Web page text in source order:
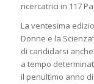
ricercatrici in 117
La ventesima
Donne e la
di candidarsi
a tempo
il penultimo anno